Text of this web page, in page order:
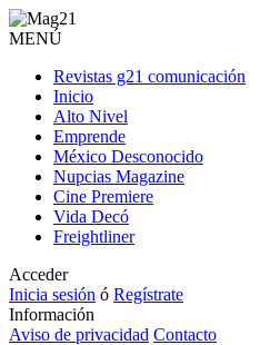
MENÚ
Revistas g21 comunicación
Inicio
Alto Nivel
Emprende
México Desconocido
Nupcias Magazine
Cine Premiere
Vida Decó
Freightliner
Acceder
Inicia sesión ó Regístrate
Información
Aviso de privacidad Contacto